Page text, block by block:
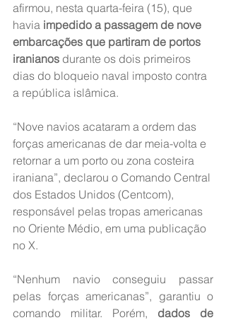
afirmou, nesta quarta-feira (15), que
havia impedido a passagem de nove
embarcações que partiram de portos
iranianos durante os dois primeiros
dias do bloqueio naval imposto contra
a república islâmica.
“Nove navios acataram a ordem das
forças americanas de dar meia-volta e
retornar a um porto ou zona costeira
iraniana”, declarou o Comando Central
dos Estados Unidos (Centcom),
responsável pelas tropas americanas
no Oriente Médio, em uma publicação
no X.
“Nenhum navio conseguiu passar
pelas forças americanas”, garantiu o
comando militar. Porém, dados de